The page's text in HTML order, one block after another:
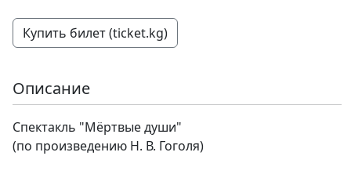
Купить билет (ticket.kg)
Описание
Спектакль "Мёртвые души"
(по произведению Н. В. Гоголя)